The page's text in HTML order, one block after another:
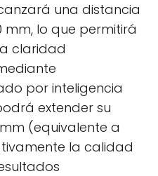
una distancia
lo que permitirá
claridad
por inteligencia
extender su
(equivalente a
la calidad